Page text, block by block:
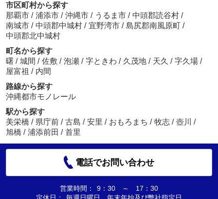
市区町村から探す
那覇市 / 浦添市 / 沖縄市 / うるま市 / 中頭郡読谷村 /
南城市 / 中頭郡中城村 / 宜野湾市 / 島尻郡南風原町 /
中頭郡北中城村
町名から探す
曙 / 城間 / 佐敷 / 泡瀬 / 字ときわ / 久茂地 / 天久 / 字久場 /
屋富祖 / 内間
路線から探す
沖縄都市モノレール
駅から探す
美栄橋 / 県庁前 / 古島 / 安里 / おもろまち / 牧志 / 壺川
/
旭橋 / 浦添前田 / 首里
電話でお問い合わせ
営業時間：
9：30 ～ 17：30
定休日：
毎週日曜日、年末年始及び弊社指定日